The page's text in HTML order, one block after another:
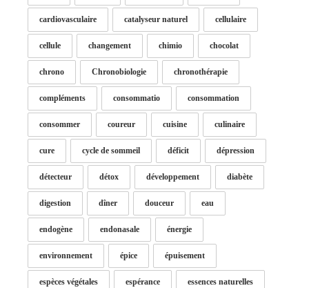
cardiovasculaire catalyseur naturel cellulaire
cellule changement chimio chocolat
chrono Chronobiologie chronothérapie
compléments consommatio consommation
consommer coureur cuisine culinaire
cure cycle de sommeil déficit dépression
détecteur détox développement diabète
digestion dîner douceur eau
endogène endonasale énergie
environnement épice épuisement
espèces végétales espérance essences naturelles